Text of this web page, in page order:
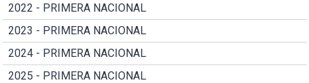
2022 - PRIMERA NACIONAL
2023 - PRIMERA NACIONAL
2024 - PRIMERA NACIONAL
2025 - PRIMERA NACIONAL